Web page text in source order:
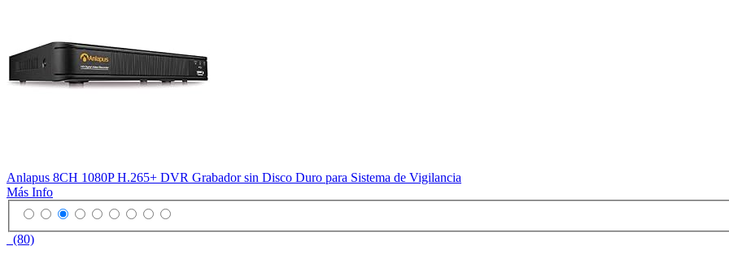
Anlapus 8CH 1080P H.265+ DVR Grabador sin Disco Duro para Sistema de Vigilancia
Más Info
(80)